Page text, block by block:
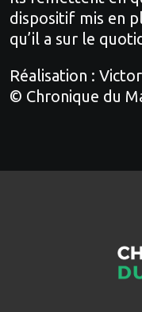
dispositif mis en
qu’il a sur le
Réalisation :
© Chronique du